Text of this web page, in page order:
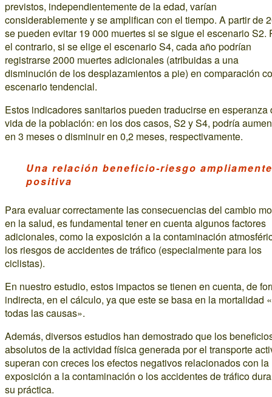
previstos, independientemente de la edad, varían
considerablemente y se amplifican con el tiempo. A partir de
se pueden evitar 19 000 muertes si se sigue el escenario S2.
el contrario, si se elige el escenario S4, cada año podrían
registrarse 2000 muertes adicionales (atribuidas a una
disminución de los desplazamientos a pie) en comparación
escenario tendencial.
Estos indicadores sanitarios pueden traducirse en esperanza
vida de la población: en los dos casos, S2 y S4, podría
en 3 meses o disminuir en 0,2 meses, respectivamente.
Una relación beneficio-riesgo ampliamente
positiva
Para evaluar correctamente las consecuencias del cambio
en la salud, es fundamental tener en cuenta algunos factores
adicionales, como la exposición a la contaminación
los riesgos de accidentes de tráfico (especialmente para los
ciclistas).
En nuestro estudio, estos impactos se tienen en cuenta, de
indirecta, en el cálculo, ya que este se basa en la mortalidad
todas las causas».
Además, diversos estudios han demostrado que los
absolutos de la actividad física generada por el transporte
superan con creces los efectos negativos relacionados con la
exposición a la contaminación o los accidentes de tráfico
su práctica.